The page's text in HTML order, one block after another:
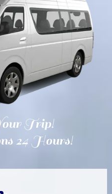
Trip!
24 Hours!